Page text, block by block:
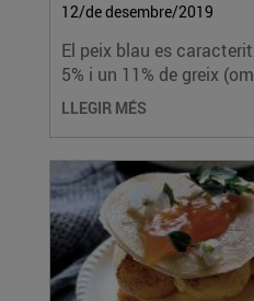
12/de desembre/2019
El peix blau es
5% i un 11% de greix
LLEGIR MÉS